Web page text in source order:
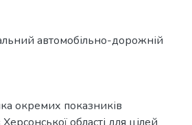
автомобільно-дорожній
окремих показників